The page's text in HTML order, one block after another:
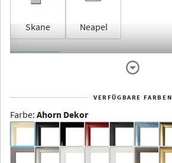
Skane Neapel
Dakota -
Rahmenloser
VERFÜGBARE FARBEN
Farbe: Ahorn Dekor